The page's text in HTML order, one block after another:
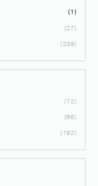
1
27
239
12
66
192